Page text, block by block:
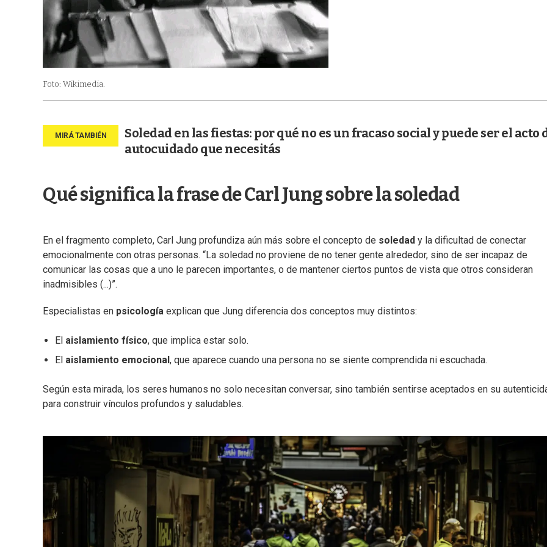
Foto: Wikimedia.
Soledad en las fiestas: por qué no es un fracaso social y puede ser el acto
autocuidado que necesitás
Qué significa la frase de Carl Jung sobre la soledad
En el fragmento completo, Carl Jung profundiza aún más sobre el concepto de soledad y la dificultad de conectar
emocionalmente con otras personas. “La soledad no proviene de no tener gente alrededor, sino de ser incapaz de
comunicar las cosas que a uno le parecen importantes, o de mantener ciertos puntos de vista que otros consideran
inadmisibles (...)”.
Especialistas en psicología explican que Jung diferencia dos conceptos muy distintos:
El aislamiento físico, que implica estar solo.
El aislamiento emocional , que aparece cuando una persona no se siente comprendida ni escuchada.
Según esta mirada, los seres humanos no solo necesitan conversar, sino también sentirse aceptados en su
para construir vínculos profundos y saludables.